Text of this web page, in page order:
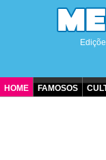
HOME FAMOSOS